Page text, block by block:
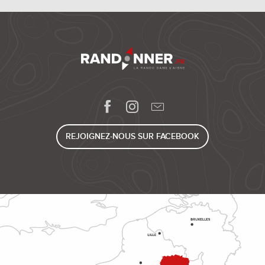
REJOIGNEZ-NOUS SUR FACEBOOK